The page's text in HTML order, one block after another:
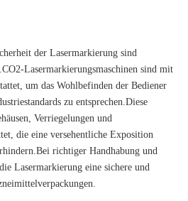
der Lasermarkierung sind
Lasermarkierungsmaschinen sind mit
um das Wohlbefinden der Bediener
zu entsprechen.Diese
Verriegelungen und
die eine versehentliche Exposition
richtiger Handhabung und
Lasermarkierung eine sichere und